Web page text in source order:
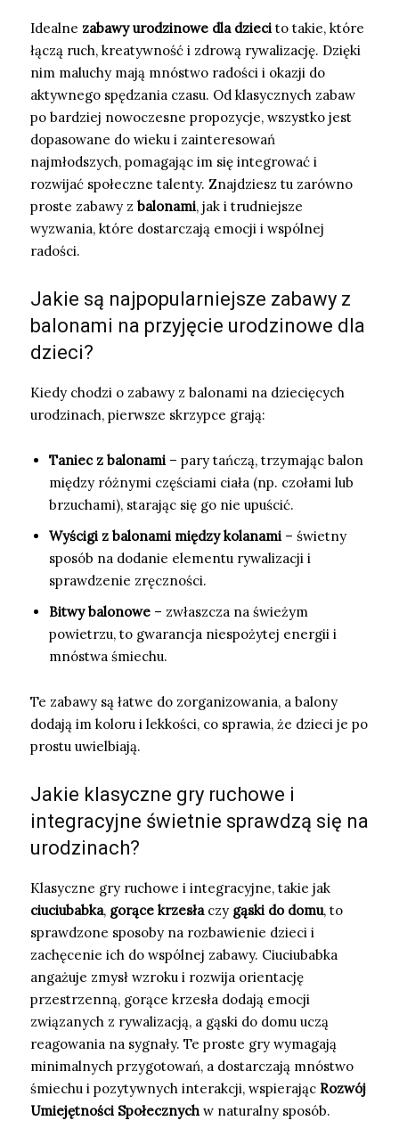
Idealne zabawy urodzinowe dla dzieci to takie, które
łączą ruch, kreatywność i zdrową rywalizację. Dzięki
nim maluchy mają mnóstwo radości i okazji do
aktywnego spędzania czasu. Od klasycznych zabaw
po bardziej nowoczesne propozycje, wszystko jest
dopasowane do wieku i zainteresowań
najmłodszych, pomagając im się integrować i
rozwijać społeczne talenty. Znajdziesz tu zarówno
proste zabawy z balonami, jak i trudniejsze
wyzwania, które dostarczają emocji i wspólnej
radości.
Jakie są najpopularniejsze zabawy z
balonami na przyjęcie urodzinowe dla
dzieci?
Kiedy chodzi o zabawy z balonami na dziecięcych
urodzinach, pierwsze skrzypce grają:
Taniec z balonami – pary tańczą, trzymając balon
między różnymi częściami ciała (np. czołami lub
brzuchami), starając się go nie upuścić.
Wyścigi z balonami między kolanami – świetny
sposób na dodanie elementu rywalizacji i
sprawdzenie zręczności.
Bitwy balonowe – zwłaszcza na świeżym
powietrzu, to gwarancja niespożytej energii i
mnóstwa śmiechu.
Te zabawy są łatwe do zorganizowania, a balony
dodają im koloru i lekkości, co sprawia, że dzieci je po
prostu uwielbiają.
Jakie klasyczne gry ruchowe i
integracyjne świetnie sprawdzą się na
urodzinach?
Klasyczne gry ruchowe i integracyjne, takie jak
ciuciubabka, gorące krzesłaczy gąski do domu, to
sprawdzone sposoby na rozbawienie dzieci i
zachęcenie ich do wspólnej zabawy. Ciuciubabka
angażuje zmysł wzroku i rozwija orientację
przestrzenną, gorące krzesła dodają emocji
związanych z rywalizacją, a gąski do domu uczą
reagowania na sygnały. Te proste gry wymagają
minimalnych przygotowań, a dostarczają mnóstwo
śmiechu i pozytywnych interakcji, wspierając Rozwój
Umiejętności Społecznych w naturalny sposób.